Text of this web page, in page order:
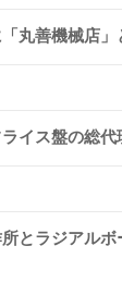
丸善機械店」
イス盤の総代
とラジアル